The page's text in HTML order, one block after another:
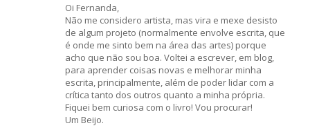
Oi Fernanda,
Não me considero artista, mas vira e mexe desisto
de algum projeto (normalmente envolve escrita, que
é onde me sinto bem na área das artes) porque
acho que não sou boa. Voltei a escrever, em blog,
para aprender coisas novas e melhorar minha
escrita, principalmente, além de poder lidar com a
crítica tanto dos outros quanto a minha própria.
Fiquei bem curiosa com o livro! Vou procurar!
Um Beijo.